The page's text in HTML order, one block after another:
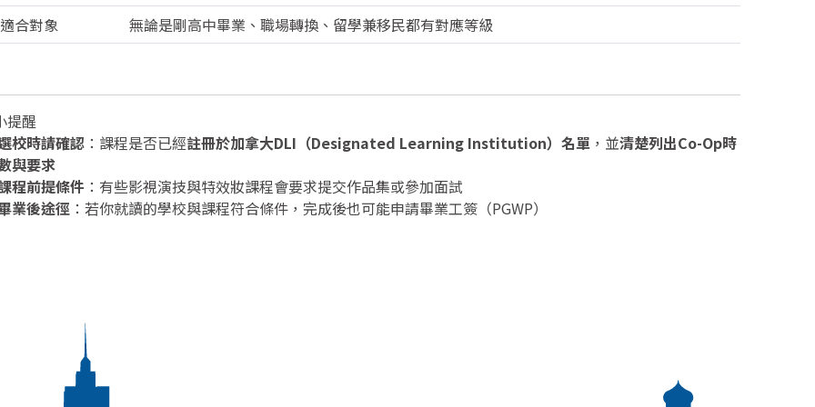
合對象 無論是剛高中畢業、職場轉換、留學兼移民都有對應等級
提醒
校時請確認 ：課程是否已經註冊於加拿大DLI（Designated Learning Institution）名單 ，並清楚列出Co-Op時
與要求
程前提條件 ：有些影視演技與特效妝課程會要求提交作品集或參加面試
業後途徑 ：若你就讀的學校與課程符合條件，完成後也可能申請畢業工簽（PGWP）